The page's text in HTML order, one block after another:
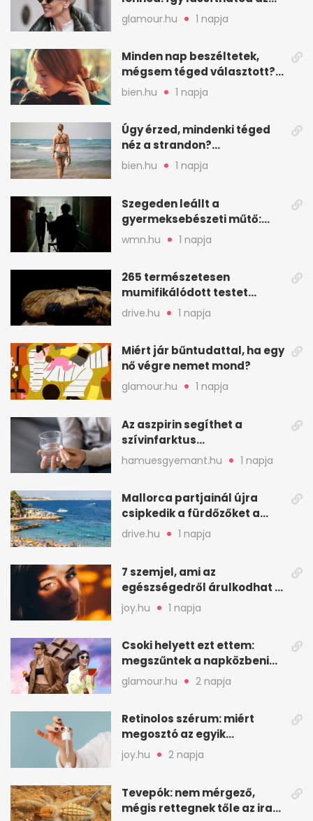
öregedést a biológus szerint
glamour.hu 1 napja
Minden nap beszéltetek,
mégsem téged választott?
Ez az érzelmi csapda
bien.hu 1 napja
Úgy érzed, mindenki téged
néz a strandon?
Pszichológusok szerint más
áll a háttérben
bien.hu 1 napja
Szegeden leállt a
gyermeksebészeti műtő:
elfogytak a tartalékok
wmn.hu 1 napja
265 természetesen
mumifikálódott testet
találtak egy váci templom
drive.hu 1 napja
Miért jár bűntudattal, ha egy
nő végre nemet mond?
glamour.hu 1 napja
Az aszpirin segíthet a
szívinfarktus
megelőzésében, de nem
mindenkinek
hamuesgyemant.hu 1 napja
Mallorca partjainál újra
csipkedik a fürdőzőket a
halak a sekély vízben
drive.hu 1 napja
7 szemjel, ami az
egészségedről árulkodhat –
erre figyelj oda
joy.hu 1 napja
Csoki helyett ezt ettem:
megszűntek a napközbeni
nassolási rohamok
glamour.hu 2 napja
Retinolos szérum: miért
megosztó az egyik
leghatásosabb
öregedésgátló?
joy.hu 2 napja
Tevepók: nem mérgező,
mégis rettegnek tőle az iraki